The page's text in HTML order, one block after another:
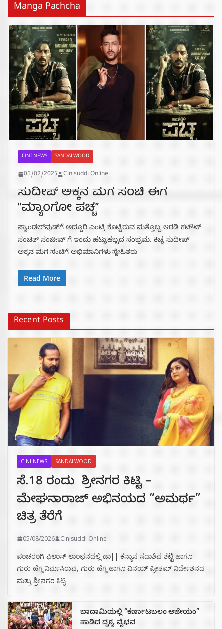
Manga Pachcha
CINI NEWS SANDALWOOD
05/02/2025 Cinisuddi Online
ಸುದೀಪ್ ಅಕ್ಕನ ಮಗ ಸಂಚಿ ಈಗ
“ಮ್ಯಾಂಗೋ ಪಚ್ಚ”
ಸ್ಯಾಂಡಲ್‌ವುಡ್‌ಗೆ ಅದ್ದೂರಿ ಎಂಟ್ರಿ ಕೊಟ್ಟಿರುವ ಮತ್ತೊಬ್ಬ ಆರಡಿ ಕಟೌಟ್‌
ಸಂಚಿತ್ ಸಂಜೀವ್ ಗೆ ಇಂದು ಹಟ್ಟುಹಬ್ಬದ ಸಂಭ್ರಮ. ಕಿಚ್ಚ ಸುದೀಪ್
ಅಕ್ಕನ ಮಗ ಸಂಚಿಗೆ ಅಭಿಮಾನಿಗಳು ಸ್ನೇಹಿತರು
Read More
Recent Posts
CINI NEWS SANDALWOOD
ಸೆ.18 ರಂದು ಶ್ರೀನಗರ ಕಿಟ್ಟಿ –
ಮೇಘನಾರಾಜ್ ಅಭಿನಯದ “ಅಮರ್ಥ”
ಚಿತ್ರ ತೆರೆಗೆ
05/08/2026 Cinisuddi Online
ಪಂಚರಂಗಿ ಫಿಲಂಸ್ ಲಾಂಛನದಲ್ಲಿ ಡಾ|| ಕನ್ಯಾನ ಸದಾಶಿವ ಶೆಟ್ಟಿ ಹಾಗೂ
ಗುರು ಹೆಗ್ಡೆ ನಿರ್ಮಸಿರುವ, ಗುರು ಹೆಗ್ಡೆ ಹಾಗೂ ವಿನಯ್ ಪ್ರೀತಮ್ ನಿರ್ದೇಶನದ
ಮತ್ತು ಶ್ರೀನಗರ ಕಿಟ್ಟಿ
ಬಾದಾಮಿಯಲ್ಲಿ “ಕರ್ಣಾಟಬಲಂ ಅಜೇಯಂ”
ಹಾಡಿದ ದೃಶ್ಯ ವೈಭವ